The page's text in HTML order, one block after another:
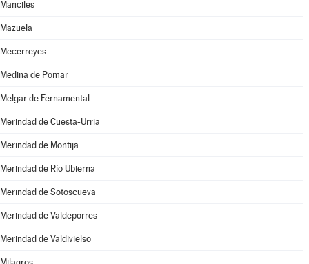
Manciles
Mazuela
Mecerreyes
Medina de Pomar
Melgar de Fernamental
Merindad de Cuesta-Urria
Merindad de Montija
Merindad de Río Ubierna
Merindad de Sotoscueva
Merindad de Valdeporres
Merindad de Valdivielso